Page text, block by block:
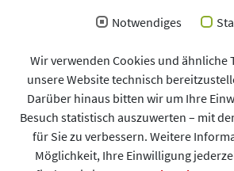
Notwendiges
Wir verwenden Cookies und ähnliche
unsere Website technisch
Darüber hinaus bitten wir um Ihre
Besuch statistisch auszuwerten – mit
für Sie zu verbessern. Weitere
Möglichkeit, Ihre Einwilligung
Impressum
Allgemeine
Datenschutzerklärung
DAlzG © 2026